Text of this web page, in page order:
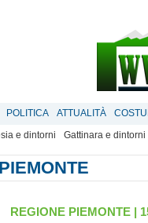
POLITICA ATTUALITÀ
e dintorni Gattinara e dintorni
REGIONE PIEMONTE |